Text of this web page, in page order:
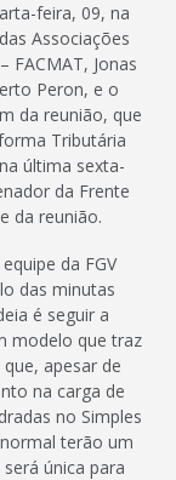
feira, 09, na
Associações
FACMAT, Jonas
Peron, e o
da reunião, que
Tributária
última sexta-
da Frente
da reunião.
da FGV
das minutas
é seguir a
modelo que traz
apesar de
na carga de
no Simples
terão um
única para